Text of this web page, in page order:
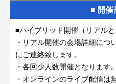
■ 開催
■ハイブリッド開催（リアルと
・リアル開催の会場詳細につ
にご連絡致します。
・各回少人数開催となります。
・オンラインのライブ配信は